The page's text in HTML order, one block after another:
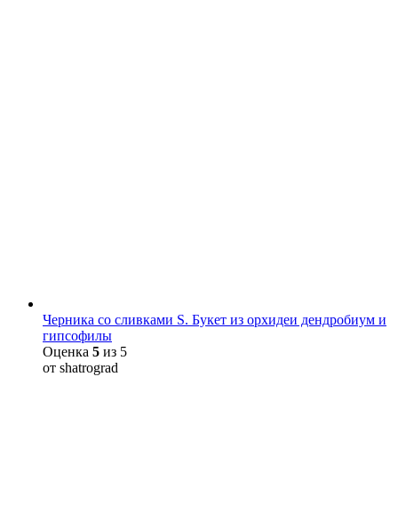
Черника со сливками S. Букет из орхидеи дендробиум и
гипсофилы
Оценка 5 из 5
от shatrograd